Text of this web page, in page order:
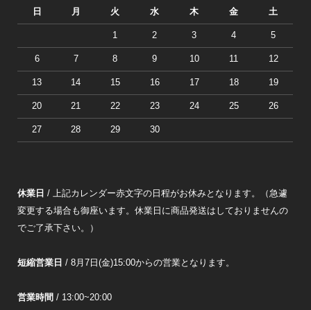
日 月 火 水 木 金 土
1 2 3 4 5
6 7 8 9 10 11 12
13 14 15 16 17 18 19
20 21 22 23 24 25 26
27 28 29 30
休業日 / 上記カレンダー赤文字の日程がお休みとなります。（急遽
変更する場合も御座います。休業日に商品発送はしておりませんの
でご了承下さい。）
短縮営業日 / 8月7日(金)15:00からの営業となります。
営業時間 / 13:00~20:00